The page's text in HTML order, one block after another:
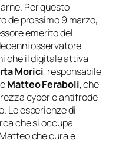
Per questo
de prossimo 9 marzo,
emerito del
osservatore
che il digitale attiva
Morici, responsabile
Matteo Feraboli, che
cyber e antifrode
Le esperienze di
che si occupa
che cura e